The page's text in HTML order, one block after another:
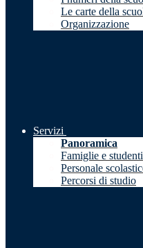
Le carte della
Organizzazione
Servizi
Panoramica
Famiglie e studenti
Personale
Percorsi di studio